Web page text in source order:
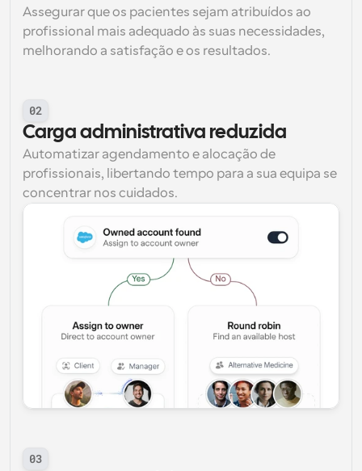
Assegurar que os pacientes sejam atribuídos ao
profissional mais adequado às suas necessidades,
melhorando a satisfação e os resultados.
02
Carga administrativa reduzida
Automatizar agendamento e alocação de
profissionais, libertando tempo para a sua equipa se
concentrar nos cuidados.
03